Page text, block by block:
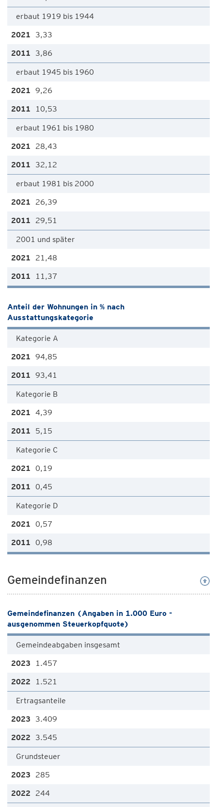
erbaut 1919 bis 1944
3,33
3,86
erbaut 1945 bis 1960
9,26
10,53
erbaut 1961 bis 1980
28,43
32,12
erbaut 1981 bis 2000
26,39
29,51
2001 und später
21,48
11,37
Anteil der Wohnungen in % nach
Ausstattungskategorie
Kategorie A
94,85
93,41
Kategorie B
4,39
5,15
Kategorie C
0,19
0,45
Kategorie D
0,57
0,98
Gemeindefinanzen
Gemeindefinanzen (Angaben in 1.000 Euro -
ausgenommen Steuerkopfquote)
Gemeindeabgaben insgesamt
1.457
1.521
Ertragsanteile
3.409
3.545
Grundsteuer
285
244